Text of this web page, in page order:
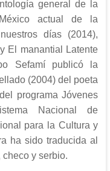
general de la
actual de la
días (2014),
El manantial Latente
Sefamí publicó la
(2004) del poeta
programa Jóvenes
Nacional de
para la Cultura y
ha sido traducida al
y serbio.